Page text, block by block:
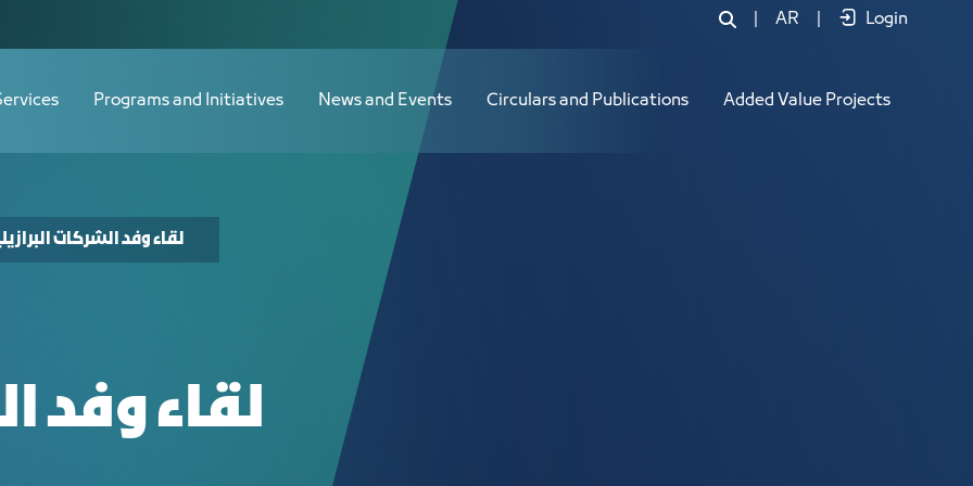
AR Login
Programs and Initiatives News and Events Circulars and Publications Added Value Projects
لقاء وفد الشركات
لقاء وفد